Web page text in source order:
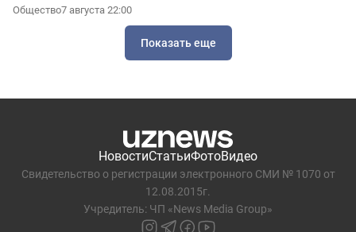
Общество7 августа 22:00
Показать еще
НовостиСтатьиФотоВидео
Свидетельство о регистрации электронного СМИ № 1070 от
12.08.2015г.
Учредитель: ЧП «News Media Group»